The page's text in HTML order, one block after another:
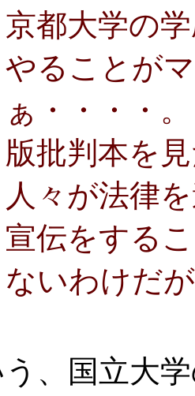
京都大学の
やることが
ぁ・・・・
版批判本を
人々が法律
宣伝をする
ないわけだ
う、国立大